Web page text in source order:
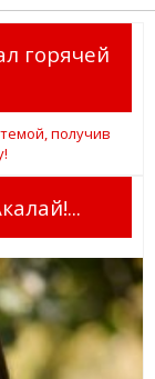
горячей